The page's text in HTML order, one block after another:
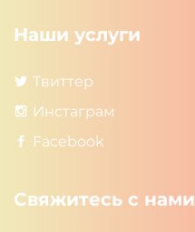
Наши услуги
Твиттер
Инстаграм
Facebook
Свяжитесь с нами